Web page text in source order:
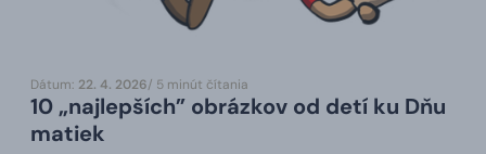
Dátum: 22. 4. 2026/ 5 minút čítania
10 „najlepších” obrázkov od detí ku Dňu
matiek